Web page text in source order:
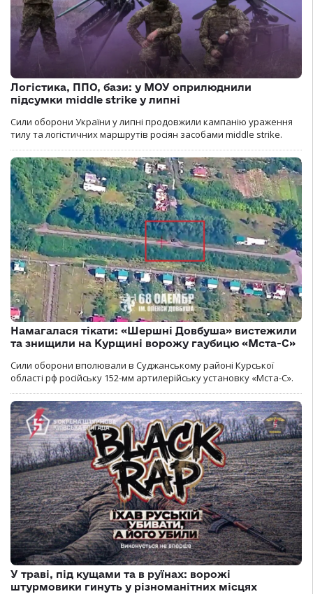
Логістика, ППО, бази: у МОУ оприлюднили
підсумки middle strike у липні
Сили оборони України у липні продовжили кампанію ураження
тилу та логістичних маршрутів росіян засобами middle strike.
Намагалася тікати: «Шершні Довбуша» вистежили
та знищили на Курщині ворожу гаубицю «Мста-С»
Сили оборони вполювали в Суджанському районі Курської
області рф російську 152-мм артилерійську установку «Мста-С».
У траві, під кущами та в руїнах: ворожі
штурмовики гинуть у різноманітних місцях